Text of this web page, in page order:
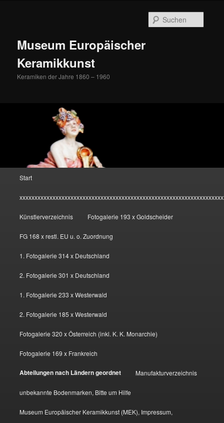
Museum Europäischer
Keramikkunst
Keramiken der Jahre 1860 – 1960
Start
Künstlerverzeichnis Fotogalerie 193 x Goldscheider
FG 168 x restl. EU u. o. Zuordnung
1. Fotogalerie 314 x Deutschland
2. Fotogalerie 301 x Deutschland
1. Fotogalerie 233 x Westerwald
2. Fotogalerie 185 x Westerwald
Fotogalerie 320 x Österreich (inkl. K. K. Monarchie)
Fotogalerie 169 x Frankreich
Abteilungen nach Ländern geordnet Manufakturverzeichnis
unbekannte Bodenmarken, Bitte um Hilfe
Museum Europäischer Keramikkunst (MEK), Impressum,